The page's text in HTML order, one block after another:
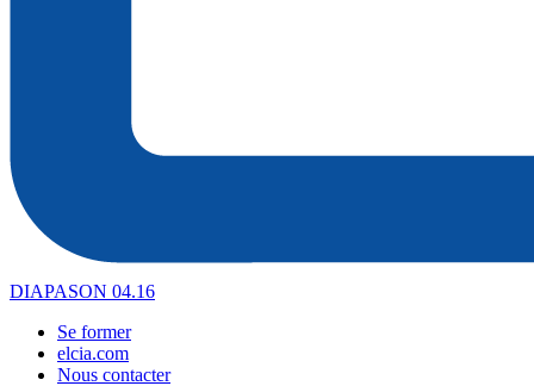
DIAPASON 04.16
Se former
elcia.com
Nous contacter